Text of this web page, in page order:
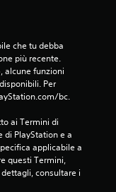
che tu debba
più recente.
alcune funzioni
Per
bc.
ai Termini di
di PlayStation e a
applicabile a
questi Termini,
consultare i